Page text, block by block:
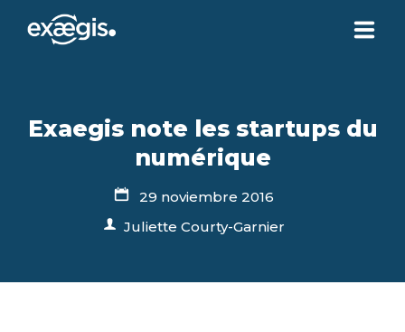
Exaegis note les startups du
numérique
29 noviembre 2016
Juliette Courty-Garnier